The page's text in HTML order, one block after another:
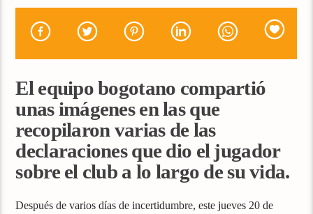
El equipo bogotano compartió
unas imágenes en las que
recopilaron varias de las
declaraciones que dio el jugador
sobre el club a lo largo de su vida.
Después de varios días de incertidumbre, este jueves 20 de